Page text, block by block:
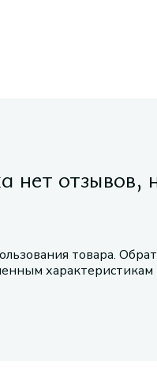
нет отзывов,
товара.
характеристикам